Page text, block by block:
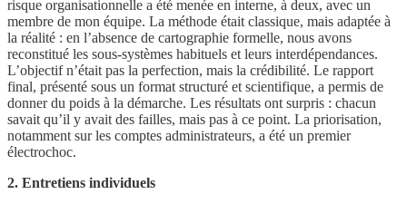
risque organisationnelle a été menée en interne, à deux, avec un
membre de mon équipe. La méthode était classique, mais adaptée à
la réalité : en l’absence de cartographie formelle, nous avons
reconstitué les sous-systèmes habituels et leurs interdépendances.
L’objectif n’était pas la perfection, mais la crédibilité. Le rapport
final, présenté sous un format structuré et scientifique, a permis de
donner du poids à la démarche. Les résultats ont surpris : chacun
savait qu’il y avait des failles, mais pas à ce point. La priorisation,
notamment sur les comptes administrateurs, a été un premier
électrochoc.
2. Entretiens individuels